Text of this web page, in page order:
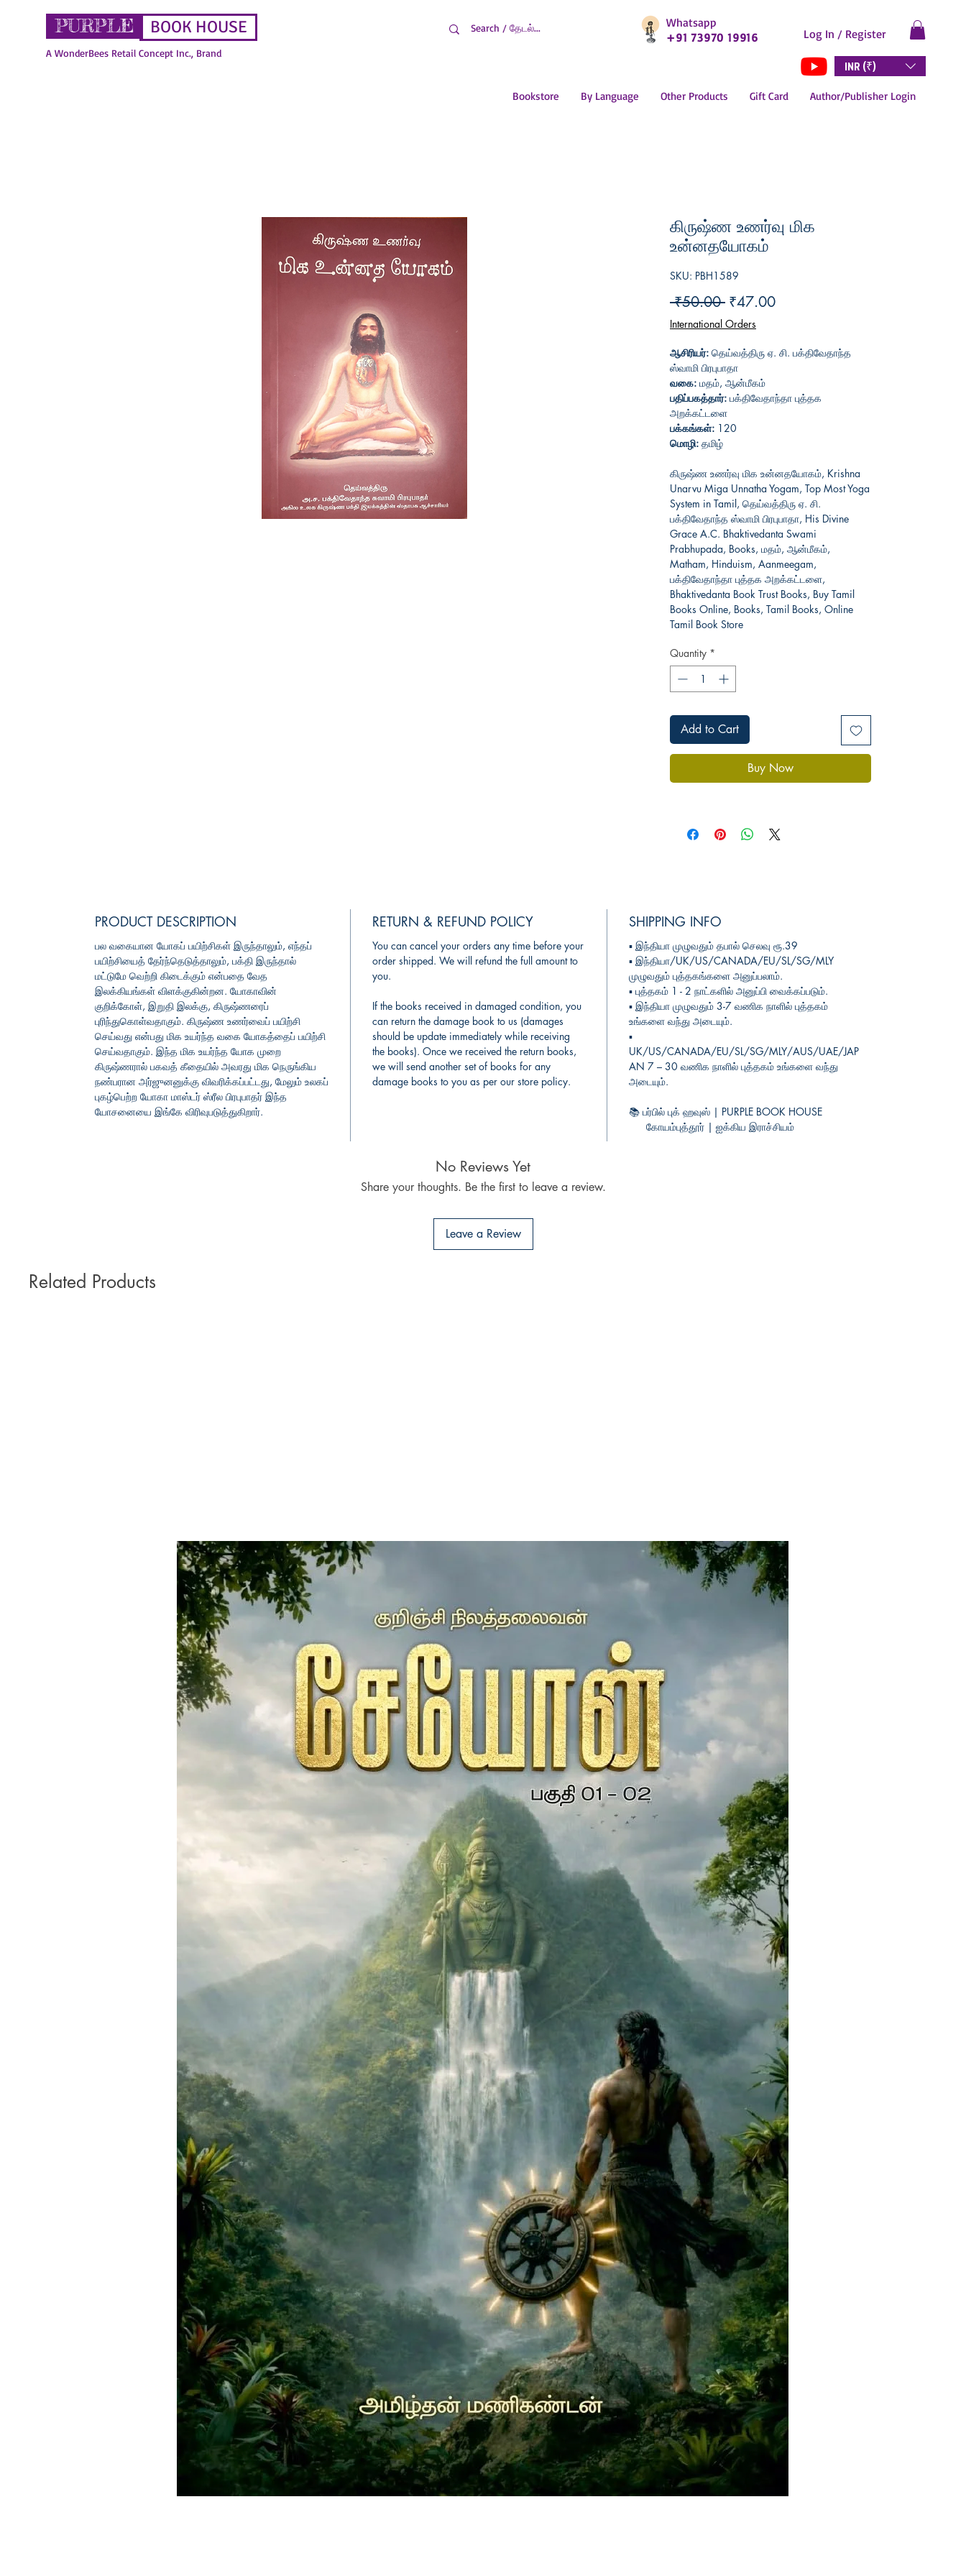
BOOK HOUSE
PURPLE
A WonderBees Retail Concept Inc., Brand
Whatsapp
+91 73970 19916
Log In / Register
INR (₹)
Bookstore By Language Other Products Gift Card Author/Publisher Login
கிருஷ்ண உணர்வு மிக
உன்னதயோகம்
SKU: PBH1589
₹50.00 Regular
Price
₹47.00Sale
International Orders
ஆசிரியர்: தெய்வத்திரு ஏ. சி. பக்திவேதாந்த
ஸ்வாமி பிரபுபாதா
வகை: மதம், ஆன்மீகம்
பதிப்பகத்தார்: பக்திவேதாந்தா புத்தக
அறக்கட்டளை
பக்கங்கள்: 120
மொழி: தமிழ்
கிருஷ்ண உணர்வு மிக உன்னதயோகம், Krishna
Unarvu Miga Unnatha Yogam, Top Most Yoga
System in Tamil, தெய்வத்திரு ஏ. சி.
பக்திவேதாந்த ஸ்வாமி பிரபுபாதா, His Divine
Grace A.C. Bhaktivedanta Swami
Prabhupada, Books, மதம், ஆன்மீகம்,
Matham, Hinduism, Aanmeegam,
பக்திவேதாந்தா புத்தக அறக்கட்டளை,
Bhaktivedanta Book Trust Books, Buy Tamil
Books Online, Books, Tamil Books, Online
Tamil Book Store
Quantity *
Add to Cart
Buy Now
PRODUCT DESCRIPTION
பல வகையான யோகப் பயிற்சிகள் இருந்தாலும், எந்தப்
பயிற்சியைத் தேர்ந்தெடுத்தாலும், பக்தி இருந்தால்
மட்டுமே வெற்றி கிடைக்கும் என்பதை வேத
இலக்கியங்கள் விளக்குகின்றன. யோகாவின்
குறிக்கோள், இறுதி இலக்கு, கிருஷ்ணரைப்
புரிந்துகொள்வதாகும். கிருஷ்ண உணர்வைப் பயிற்சி
செய்வது என்பது மிக உயர்ந்த வகை யோகத்தைப் பயிற்சி
செய்வதாகும். இந்த மிக உயர்ந்த யோக முறை
கிருஷ்ணரால் பகவத் கீதையில் அவரது மிக நெருங்கிய
நண்பரான அர்ஜுனனுக்கு விவரிக்கப்பட்டது, மேலும் உலகப்
புகழ்பெற்ற யோகா மாஸ்டர் ஸ்ரீல பிரபுபாதர் இந்த
யோசனையை இங்கே விரிவுபடுத்துகிறார்.
RETURN & REFUND POLICY
You can cancel your orders any time before your
order shipped. We will refund the full amount to
you.
If the books received in damaged condition, you
can return the damage book to us (damages
should be update immediately while receiving
the books). Once we received the return books,
we will send another set of books for any
damage books to you as per our store policy.
SHIPPING INFO
▪︎இந்தியா முழுவதும் தபால் செலவு ரூ.39
▪︎இந்தியா/UK/US/CANADA/EU/SL/SG/MLY
முழுவதும் புத்தகங்களை அனுப்பலாம்.
▪︎புத்தகம் 1 - 2 நாட்களில் அனுப்பி வைக்கப்படும்.
▪︎இந்தியா முழுவதும் 3-7 வணிக நாளில் புத்தகம்
உங்களை வந்து அடையும்.
▪︎
UK/US/CANADA/EU/SL/SG/MLY/AUS/UAE/JAP
AN 7 – 30 வணிக நாளில் புத்தகம் உங்களை வந்து
அடையும்.
📚பர்பில் புக் ஹவுஸ் | PURPLE BOOK HOUSE
கோயம்புத்தூர் | ஐக்கிய இராச்சியம்
No Reviews Yet
Share your thoughts. Be the first to leave a review.
Leave a Review
Related Products